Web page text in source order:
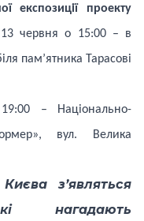
експозиції проекту
червня о 15:00 – в
пам’ятника Тарасові
19:00 – Національно-
вул.
Велика
з’являться
нагадають